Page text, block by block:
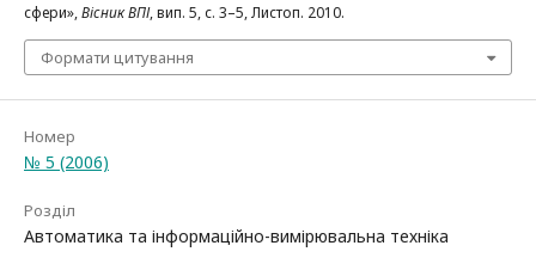
сфери»,Вісник ВПІ, вип. 5, с. 3–5, Листоп. 2010.
Формати цитування
Номер
№ 5 (2006)
Розділ
Автоматика та інформаційно-вимірювальна техніка